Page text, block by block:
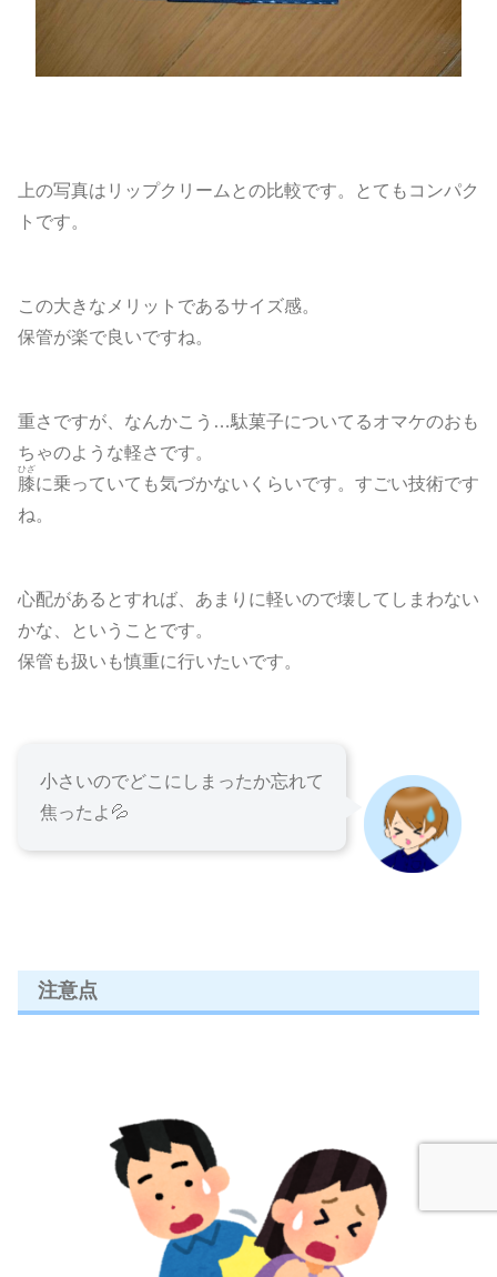
上の写真はリップクリームとの比較です。とてもコンパク
トです。
この大きなメリットであるサイズ感。
保管が楽で良いですね。
重さですが、なんかこう…駄菓子についてるオマケのおも
ちゃのような軽さです。
膝
ひざ
に乗っていても気づかないくらいです。すごい技術です
ね。
心配があるとすれば、あまりに軽いので壊してしまわない
かな、ということです。
保管も扱いも慎重に行いたいです。
小さいのでどこにしまったか忘れて
焦ったよ💦
注意点